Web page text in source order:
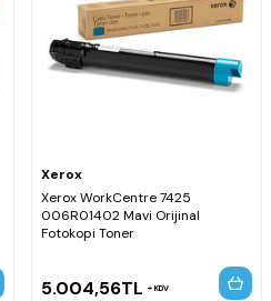
Xerox
Xerox WorkCentre 7425
006R01402 Mavi Orijinal
Fotokopi Toner
5.004,56TL KDV